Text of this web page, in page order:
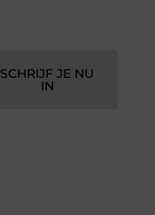
SCHRIJF JE NU
IN